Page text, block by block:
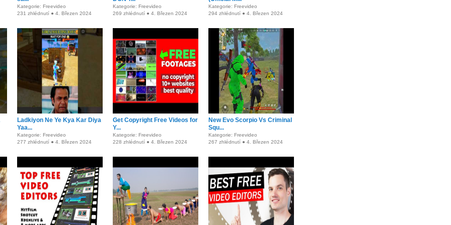
Kategorie: Freevideo
231 zhlédnutí ● 4. Březen 2024
Kategorie: Freevideo
269 zhlédnutí ● 4. Březen 2024
Kategorie: Freevideo
294 zhlédnutí ● 4. Březen 2024
Ladkiyon Ne Ye Kya Kar Diya
Yaa...
Kategorie: Freevideo
277 zhlédnutí ● 4. Březen 2024
Get Copyright Free Videos for
Y...
Kategorie: Freevideo
228 zhlédnutí ● 4. Březen 2024
New Evo Scorpio Vs Criminal
Squ...
Kategorie: Freevideo
267 zhlédnutí ● 4. Březen 2024